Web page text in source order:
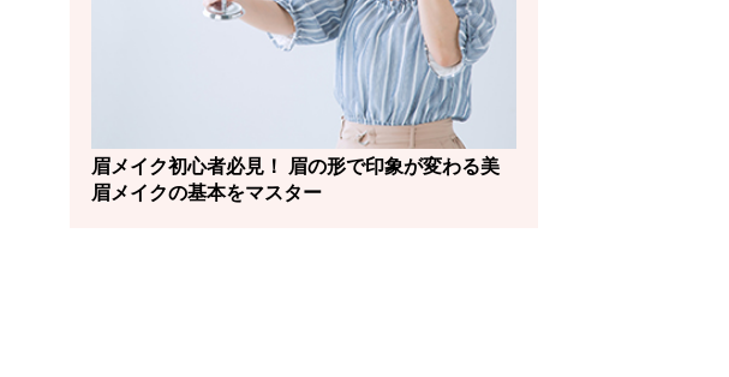
眉メイク初心者必見！ 眉の形で印象が変わる美
眉メイクの基本をマスター